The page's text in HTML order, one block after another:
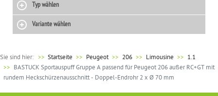
Typ wählen
Variante wählen
Sie sind hier: >> Startseite Peugeot 206 Limousine
1.1
BASTUCK Sportauspuff Gruppe A passend für Peugeot 206 außer RC+GT mit
rundem Heckschürzenausschnitt - Doppel-Endrohr 2 x Ø 70 mm